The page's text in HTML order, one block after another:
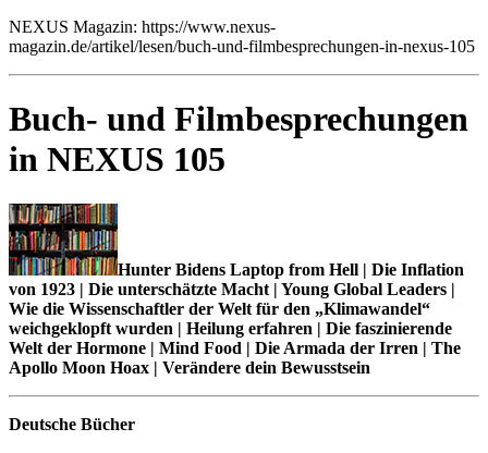
NEXUS Magazin: https://www.nexus-
magazin.de/artikel/lesen/buch-und-filmbesprechungen-in-nexus-105
Buch- und Filmbesprechungen
in NEXUS 105
Hunter Bidens Laptop from Hell | Die Inflation
von 1923 | Die unterschätzte Macht | Young Global Leaders |
Wie die Wissenschaftler der Welt für den „Klimawandel“
weichgeklopft wurden | Heilung erfahren | Die faszinierende
Welt der Hormone | Mind Food | Die Armada der Irren | The
Apollo Moon Hoax | Verändere dein Bewusstsein
Deutsche Bücher